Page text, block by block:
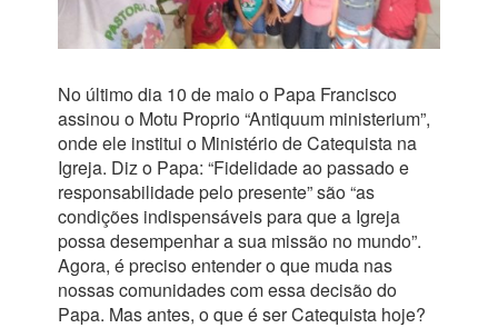
No último dia 10 de maio o Papa Francisco
assinou o Motu Proprio “Antiquum ministerium”,
onde ele institui o Ministério de Catequista na
Igreja. Diz o Papa: “Fidelidade ao passado e
responsabilidade pelo presente” são “as
condições indispensáveis para que a Igreja
possa desempenhar a sua missão no mundo”.
Agora, é preciso entender o que muda nas
nossas comunidades com essa decisão do
Papa. Mas antes, o que é ser Catequista hoje?